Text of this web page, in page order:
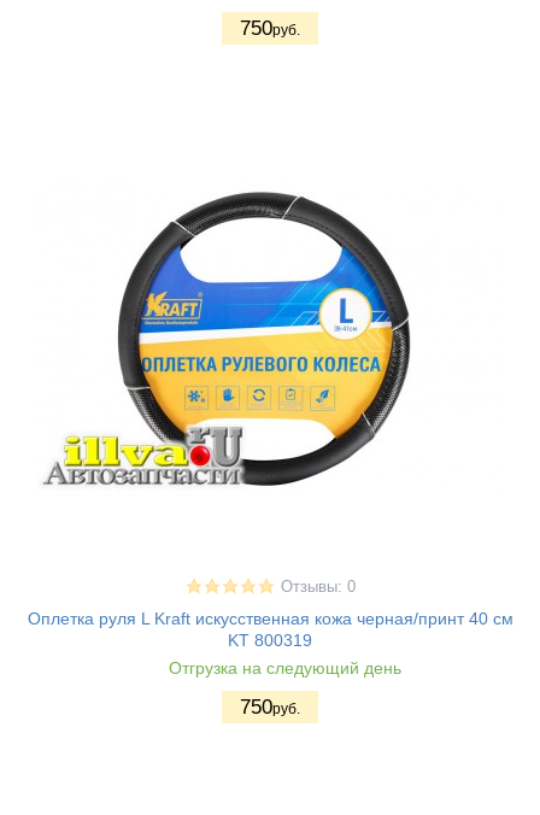
750руб.
Отзывы: 0
Оплетка руля L Kraft искусственная кожа черная/принт 40 см
KT 800319
Отгрузка на следующий день
750руб.